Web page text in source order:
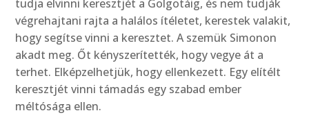
tudja elvinni keresztjét a Golgotáig, és nem tudják
végrehajtani rajta a halálos ítéletet, kerestek valakit,
hogy segítse vinni a keresztet. A szemük Simonon
akadt meg. Őt kényszerítették, hogy vegye át a
terhet. Elképzelhetjük, hogy ellenkezett. Egy elítélt
keresztjét vinni támadás egy szabad ember
méltósága ellen.